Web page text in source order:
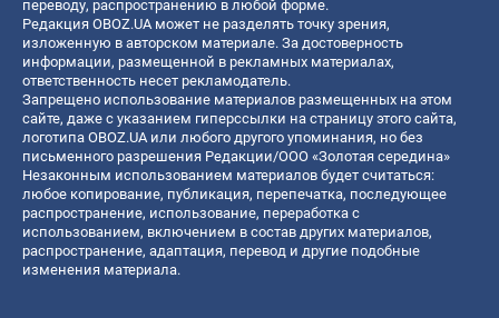
переводу, распространению в любой форме.
Редакция OBOZ.UA может не разделять точку зрения,
изложенную в авторском материале. За достоверность
информации, размещенной в рекламных материалах,
ответственность несет рекламодатель.
Запрещено использование материалов размещенных на этом
сайте, даже с указанием гиперссылки на страницу этого сайта,
логотипа OBOZ.UA или любого другого упоминания, но без
письменного разрешения Редакции/ООО «Золотая середина»
Незаконным использованием материалов будет считаться:
любое копирование, публикация, перепечатка, последующее
распространение, использование, переработка с
использованием, включением в состав других материалов,
распространение, адаптация, перевод и другие подобные
изменения материала.